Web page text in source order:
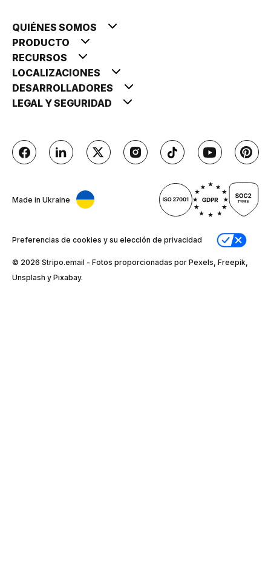
QUIÉNES SOMOS
PRODUCTO
RECURSOS
LOCALIZACIONES
DESARROLLADORES
LEGAL Y SEGURIDAD
Made in Ukraine
Preferencias de cookies y su elección de privacidad
© 2026 Stripо.email - Fotos proporcionadas por Pexels, Freepik,
Unsplash y Pixabay.